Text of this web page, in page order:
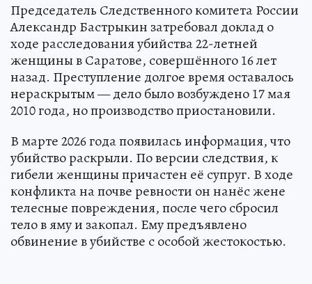
Председатель Следственного комитета России
Александр Бастрыкин затребовал доклад о
ходе расследования убийства 22-летней
женщины в Саратове, совершённого 16 лет
назад. Преступление долгое время оставалось
нераскрытым — дело было возбуждено 17 мая
2010 года, но производство приостановили.
В марте 2026 года появилась информация, что
убийство раскрыли. По версии следствия, к
гибели женщины причастен её супруг. В ходе
конфликта на почве ревности он нанёс жене
телесные повреждения, после чего сбросил
тело в яму и закопал. Ему предъявлено
обвинение в убийстве с особой жестокостью.